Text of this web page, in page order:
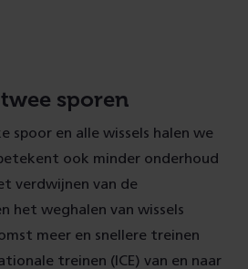
sporen
spoor en alle wissels halen we
ook minder onderhoud
verdwijnen van de
het weghalen van wissels
meer en snellere treinen
treinen (ICE) van en naar